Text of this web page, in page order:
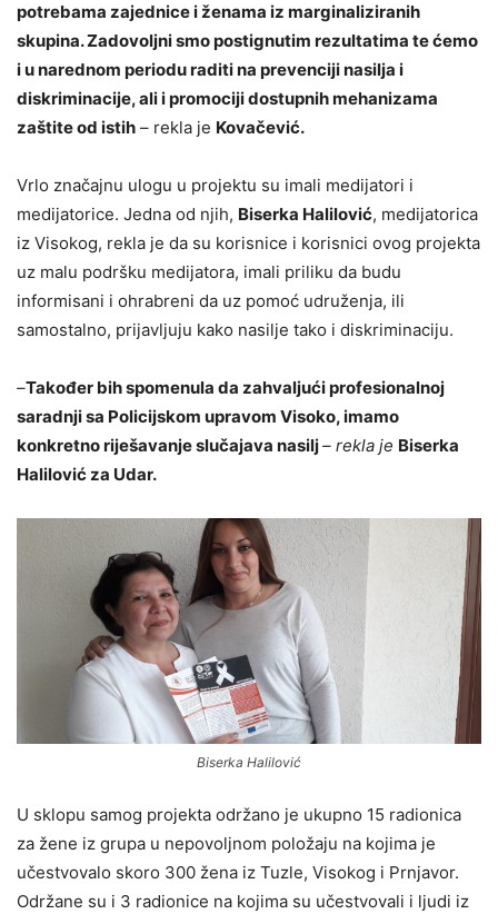
potrebama zajednice i ženama iz marginaliziranih
skupina. Zadovoljni smo postignutim rezultatima te ćemo
i u narednom periodu raditi na prevenciji nasilja i
diskriminacije, ali i promociji dostupnih mehanizama
zaštite od istih – rekla je Kovačević.
Vrlo značajnu ulogu u projektu su imali medijatori i
medijatorice. Jedna od njih, Biserka Halilović, medijatorica
iz Visokog, rekla je da su korisnice i korisnici ovog projekta
uz malu podršku medijatora, imali priliku da budu
informisani i ohrabreni da uz pomoć udruženja, ili
samostalno, prijavljuju kako nasilje tako i diskriminaciju.
–Također bih spomenula da zahvaljući profesionalnoj
saradnji sa Policijskom upravom Visoko, imamo
konkretno riješavanje slučajava nasilj– rekla je Biserka
Halilović za Udar.
Biserka Halilović
U sklopu samog projekta održano je ukupno 15 radionica
za žene iz grupa u nepovoljnom položaju na kojima je
učestvovalo skoro 300 žena iz Tuzle, Visokog i Prnjavor.
Održane su i 3 radionice na kojima su učestvovali i ljudi iz